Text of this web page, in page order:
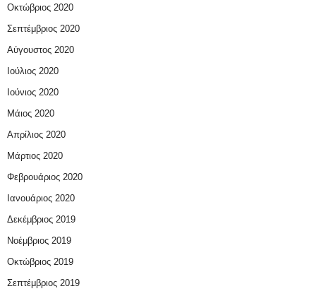
Οκτώβριος 2020
Σεπτέμβριος 2020
Αύγουστος 2020
Ιούλιος 2020
Ιούνιος 2020
Μάιος 2020
Απρίλιος 2020
Μάρτιος 2020
Φεβρουάριος 2020
Ιανουάριος 2020
Δεκέμβριος 2019
Νοέμβριος 2019
Οκτώβριος 2019
Σεπτέμβριος 2019